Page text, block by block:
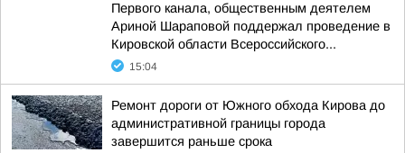
Первого канала, общественным деятелем
Ариной Шараповой поддержал проведение в
Кировской области Всероссийского...
15:04
Ремонт дороги от Южного обхода Кирова до
административной границы города
завершится раньше срока